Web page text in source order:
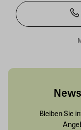
Bleiben Sie